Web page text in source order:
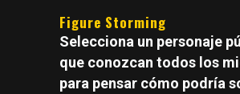
Figure Storming
Selecciona un personaje
que conozcan todos los
para pensar cómo podría